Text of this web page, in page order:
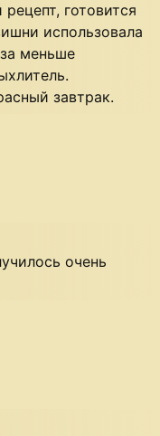
готовится
использовала
меньше
завтрак.
очень